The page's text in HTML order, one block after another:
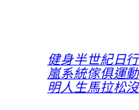
健身半世紀日
嵐系統傢俱運
明人生馬拉松